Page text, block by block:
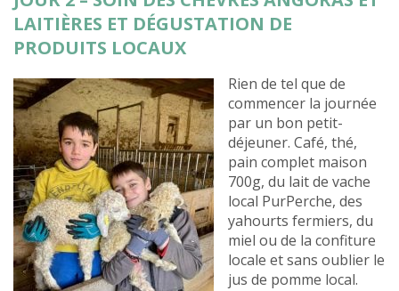
LAITIÈRES ET DÉGUSTATION DE
PRODUITS LOCAUX
Rien de tel que de
commencer la journée
par un bon petit-
déjeuner. Café, thé,
pain complet maison
700g, du lait de vache
local PurPerche, des
yahourts fermiers, du
miel ou de la confiture
locale et sans oublier le
jus de pomme local.